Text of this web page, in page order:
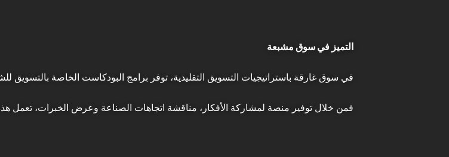
التميز في سوق مشبعة
في سوق غارقة باستراتيجيات التسويق التقليدية، توفر برامج البودكاست الخاصة بالتسويق
فمن خلال توفير منصة لمشاركة الأفكار، مناقشة اتجاهات الصناعة وعرض الخبرات، تعمل